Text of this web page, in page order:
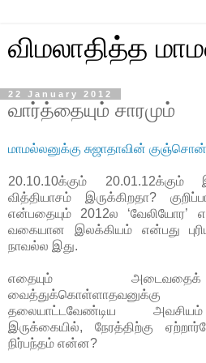
விமலாதித்த
22 January 2012
வார்த்தையும் சாரமும்
மாமல்லனுக்கு சுஜாதாவின்
20.10.10க்கும்
வித்தியாசம் இருக்கிறதா?
என்பதையும் 2012ல ‘வேலியோர’
வகையான இலக்கியம் என்பது
நாவல்ல இது.
எதையும்
தலையாட்டவேண்டிய
இருக்கையில், நேரத்திற்கு
நிர்பந்தம் என்ன?